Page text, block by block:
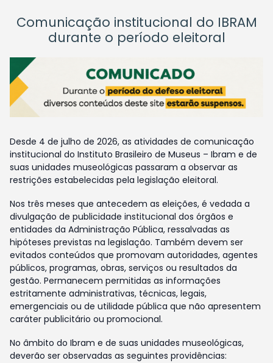
Comunicação institucional do IBRAM
durante o período eleitoral
Desde 4 de julho de 2026, as atividades de comunicação
institucional do Instituto Brasileiro de Museus – Ibram e de
suas unidades museológicas passaram a observar as
restrições estabelecidas pela legislação eleitoral.
Nos três meses que antecedem as eleições, é vedada a
divulgação de publicidade institucional dos órgãos e
entidades da Administração Pública, ressalvadas as
hipóteses previstas na legislação. Também devem ser
evitados conteúdos que promovam autoridades, agentes
públicos, programas, obras, serviços ou resultados da
gestão. Permanecem permitidas as informações
estritamente administrativas, técnicas, legais,
emergenciais ou de utilidade pública que não apresentem
caráter publicitário ou promocional.
No âmbito do Ibram e de suas unidades museológicas,
deverão ser observadas as seguintes providências: